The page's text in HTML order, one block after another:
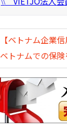
\\
【ベトナム企業
ベトナムでの保